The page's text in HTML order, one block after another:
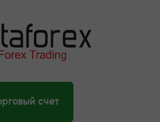
счет